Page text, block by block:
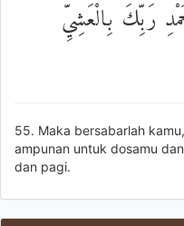
رَبِّكَ بِالْعَشِيِّ
55. Maka bersabarlah
ampunan untuk dosamu
dan pagi.